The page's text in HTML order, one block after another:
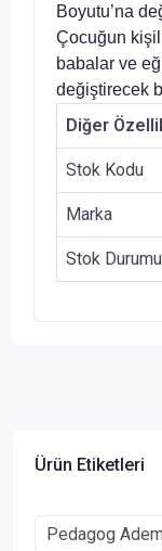
Boyutu’na
Çocuğun
babalar ve
değiştirecek b
Diğer
Stok Kodu
Marka
Stok Durumu
Ürün Etiketleri
Pedagog